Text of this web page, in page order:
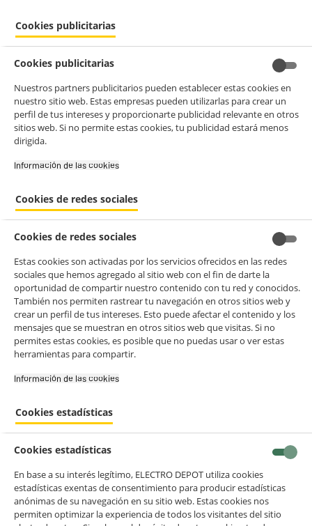
Placa Inducción Fagor: Características
Clave
CARACTERÍSTICA
DETALLE
SIMPLE
Zona Gigante
Fuego de gran
30 cm de
diámetro.
recipientes**.
Cocina paellas o
guisos
familiares con
un reparto de
calor perfecto en
3 Zonas de
flexibilidad.
pequeño hasta
consumo de
energía.
Potencia Booster
Función de
**Ahorras
Gestionar cookies
Cookies publicitarias
Cookies publicitarias
Nuestros partners publicitarios pueden establecer estas cookies en
nuestro sitio web. Estas empresas pueden utilizarlas para crear un
perfil de tus intereses y proporcionarte publicidad relevante en otros
sitios web. Si no permite estas cookies, tu publicidad estará menos
dirigida.
Información de las cookies‎
Cookies de redes sociales
Cookies de redes sociales
Estas cookies son activadas por los servicios ofrecidos en las redes
sociales que hemos agregado al sitio web con el fin de darte la
oportunidad de compartir nuestro contenido con tu red y conocidos.
También nos permiten rastrear tu navegación en otros sitios web y
crear un perfil de tus intereses. Esto puede afectar el contenido y los
mensajes que se muestran en otros sitios web que visitas. Si no
permites estas cookies, es posible que no puedas usar o ver estas
herramientas para compartir.
Información de las cookies‎
Cookies estadísticas
Cookies estadísticas
En base a su interés legítimo, ELECTRO DEPOT utiliza cookies
estadísticas exentas de consentimiento para producir estadísticas
anónimas de su navegación en su sitio web. Estas cookies nos
permiten optimizar la experiencia de todos los visitantes del sitio